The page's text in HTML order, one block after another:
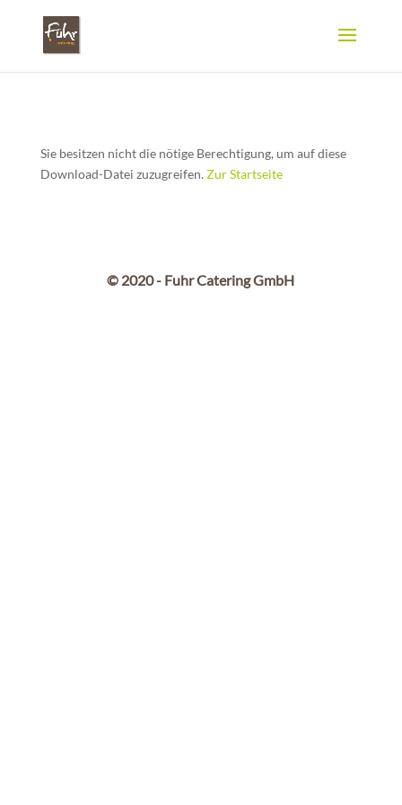
Sie besitzen nicht die nötige Berechtigung, um auf diese
Download-Datei zuzugreifen. Zur Startseite
© 2020 - Fuhr Catering GmbH